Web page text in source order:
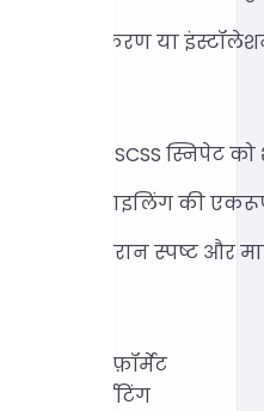
के लिए पंजीकरण या
फ़ाइल या SCSS स्निपेट
पहले टीमों में स्टाइलिंग की
के दौरान स्पष्ट और
और री-फ़ॉर्मेट
कोड फ़ॉर्मेटिंग